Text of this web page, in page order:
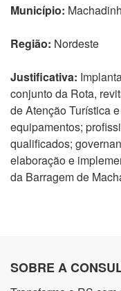
Município:
Região: Nordeste
Justificativa:
conjunto da Rota,
de Atenção Turística
equipamentos;
qualificados;
elaboração e
da Barragem de
SOBRE A